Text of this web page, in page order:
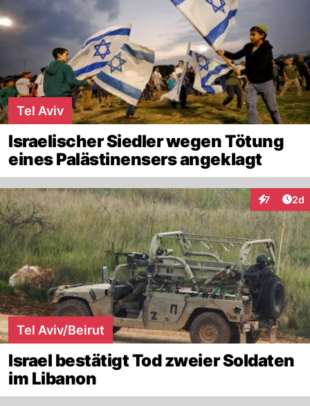
Tel Aviv
Israelischer Siedler wegen Tötung
eines Palästinensers angeklagt
7 2d
Tel Aviv/Beirut
Israel bestätigt Tod zweier Soldaten
im Libanon